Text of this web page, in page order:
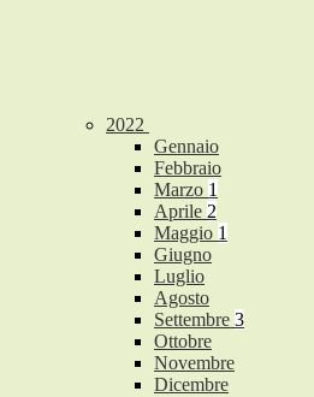
2022
Gennaio
Febbraio
Marzo 1
Aprile 2
Maggio 1
Giugno
Luglio
Agosto
Settembre 3
Ottobre
Novembre
Dicembre